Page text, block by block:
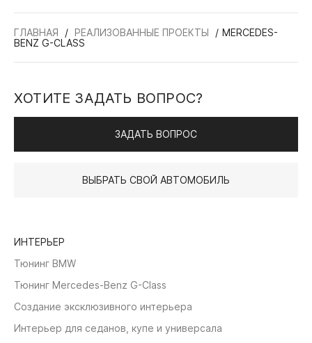
ГЛАВНАЯ РЕАЛИЗОВАННЫЕ ПРОЕКТЫ
MERCEDES-
BENZ G-CLASS
ХОТИТЕ ЗАДАТЬ ВОПРОС?
ЗАДАТЬ ВОПРОС
ВЫБРАТЬ СВОЙ АВТОМОБИЛЬ
ИНТЕРЬЕР
Тюнинг BMW
Тюнинг Mercedes-Benz G-Class
Создание эксклюзивного интерьера
Интерьер для седанов, купе и универсала